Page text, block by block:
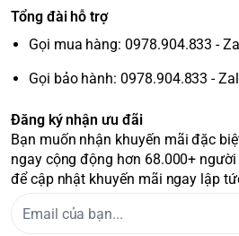
Tổng đài hỗ trợ
Gọi mua hàng: 0978.904.833 -
Gọi bảo hành: 0978.904.833 -
Đăng ký nhận ưu đãi
Bạn muốn nhận khuyến mãi đặc
ngay cộng động hơn 68.000+
để cập nhật khuyến mãi ngay lập